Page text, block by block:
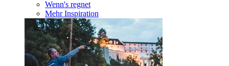
Wenn's regnet
Mehr Inspiration